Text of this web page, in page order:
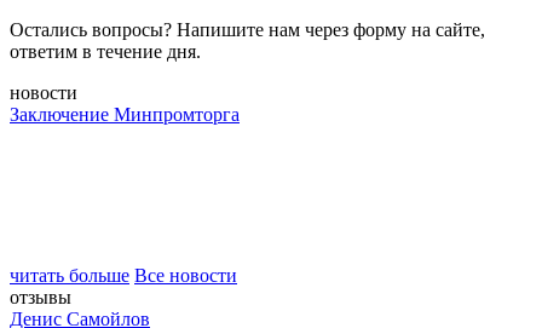
Остались вопросы? Напишите нам через форму на сайте,
ответим в течение дня.
новости
Заключение Минпромторга
читать больше Все новости
отзывы
Денис Самойлов